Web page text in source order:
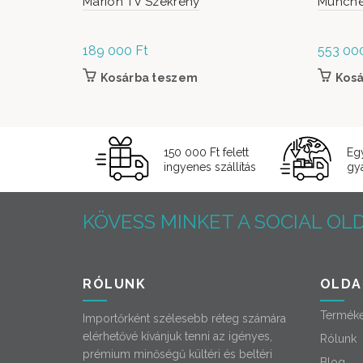
189 000 Ft
Kosárba teszem
553
150 000 Ft felett
ingyenes szállítás
KÖVESS MINKET A SOCIAL
RÓLUNK
Importőrként szélesebb réteg számára
elérhetővé kívánjuk tenni az igényes,
prémium minőségű kültéri és beltéri
Rólunk